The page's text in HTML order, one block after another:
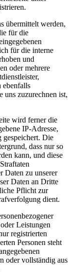
übermittelt werden,
für die
für die interne
und
oder mehrere
ebenfalls
uns zuzurechnen ist,
wird ferner die
IP-Adresse,
gespeichert. Die
dass nur so
kann, und diese
Daten zu unserer
Daten an Dritte
Pflicht zur
dient.
Leistungen
registrierten
Personen steht
oder vollständig aus